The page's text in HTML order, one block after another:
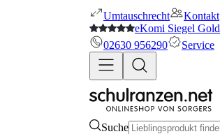
Umtauschrecht
Kontakt
eKomi Siegel Gold
02630 956290
Service
Suche